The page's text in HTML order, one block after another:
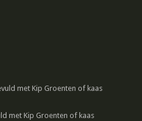
met Kip Groenten of kaas
met Kip Groenten of kaas